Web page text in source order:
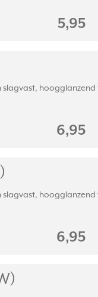
5,95
hoogglanzend
6,95
hoogglanzend
6,95